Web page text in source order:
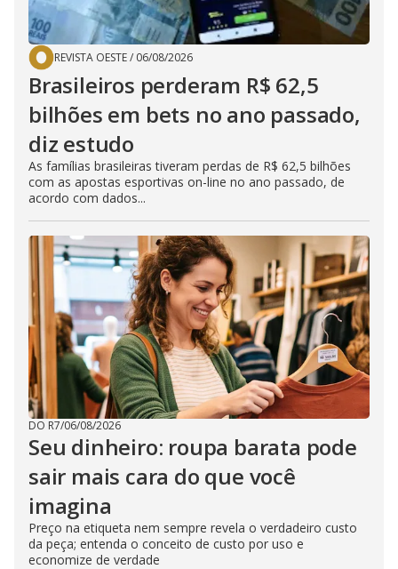
REVISTA OESTE/ 06/08/2026
Brasileiros perderam R$ 62,5
bilhões em bets no ano passado,
diz estudo
As famílias brasileiras tiveram perdas de R$ 62,5 bilhões
com as apostas esportivas on-line no ano passado, de
acordo com dados...
DO R7/06/08/2026
Seu dinheiro: roupa barata pode
sair mais cara do que você
imagina
Preço na etiqueta nem sempre revela o verdadeiro custo
da peça; entenda o conceito de custo por uso e
economize de verdade